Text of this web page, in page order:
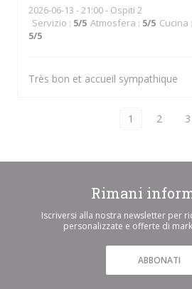
2026-06-13 - 21:00 - Ospiti 2
Servizio : 5/5 Atmosfera : 5/5 Cucina :
5/5
Très bon et accueil sympathique
1 2 3
Rimani
Iscriversi alla nostra newsletter per
personalizzate e offerte di
ABBONATI